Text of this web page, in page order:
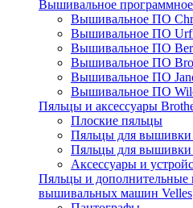
Вышивальное программное
Вышивальное ПО
Вышивальное ПО
Вышивальное ПО
Вышивальное ПО
Вышивальное ПО
Вышивальное ПО
Пяльцы и аксессуары
Плоские пяльцы
Пяльцы для вышивки
Пяльцы для вышивки
Аксессуары и
Пяльцы и дополнительные
вышивальных машин Velles